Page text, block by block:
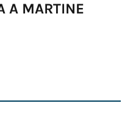
A MARTINE